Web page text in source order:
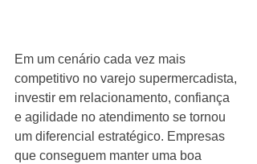
Em um cenário cada vez mais
competitivo no varejo supermercadista,
investir em relacionamento, confiança
e agilidade no atendimento se tornou
um diferencial estratégico. Empresas
que conseguem manter uma boa